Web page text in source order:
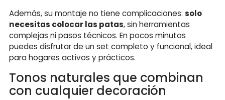
Además, su montaje no tiene complicaciones: solo
necesitas colocar las patas, sin herramientas
complejas ni pasos técnicos. En pocos minutos
puedes disfrutar de un set completo y funcional, ideal
para hogares activos y prácticos.
Tonos naturales que combinan
con cualquier decoración